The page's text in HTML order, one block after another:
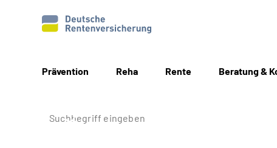
Prävention Reha Rente Beratung &